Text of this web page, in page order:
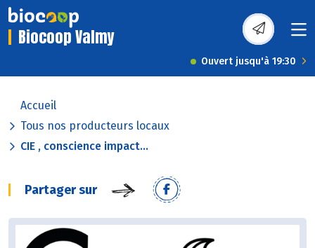
Biocoop Valmy
Ouvert jusqu'à 19:30
Accueil
Tous nos producteurs locaux
CIE , conscience impact...
Partager sur